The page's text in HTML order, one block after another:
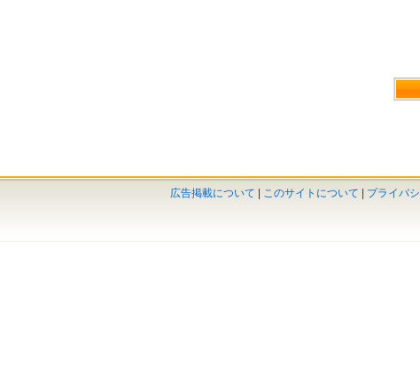
広告掲載について このサイトについて プライバ